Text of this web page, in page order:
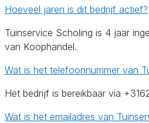
Hoeveel jaren is dit bedrijf actief?
Tuinservice Scholing is 4 jaar
van Koophandel.
Wat is het telefoonnummer van
Het bedrijf is bereikbaar via
Wat is het emailadres van